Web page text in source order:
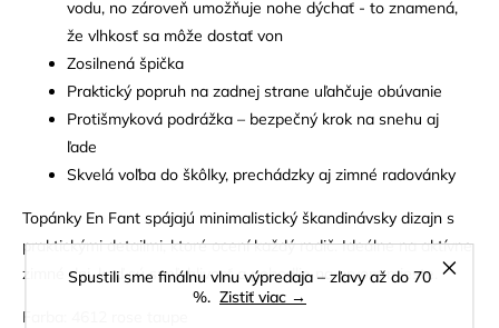
Spustili sme finálnu vlnu výpredaja – zľavy až do 70
%. Zistiť viac →
vodu, no zároveň umožňuje nohe dýchať - to znamená,
že vlhkosť sa môže dostať von
Zosilnená špička
Praktický popruh na zadnej strane uľahčuje obúvanie
Protišmyková podrážka – bezpečný krok na snehu aj
ľade
Skvelá voľba do škôlky, prechádzky aj zimné radovánky
Topánky En Fant spájajú minimalistický škandinávsky dizajn s
praktickými detailmi, ktoré ocení každý rodič. Ideálne na aktívne
zimné dni, keď sú spoľahlivosť a pohodlie na prvom mieste.
Farba: 4612 rose taupe